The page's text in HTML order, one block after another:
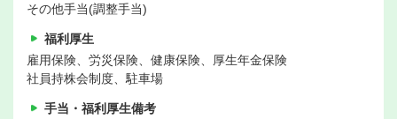
その他手当(調整手当)
福利厚生
雇用保険、労災保険、健康保険、厚生年金保険
社員持株会制度、駐車場
手当・福利厚生備考